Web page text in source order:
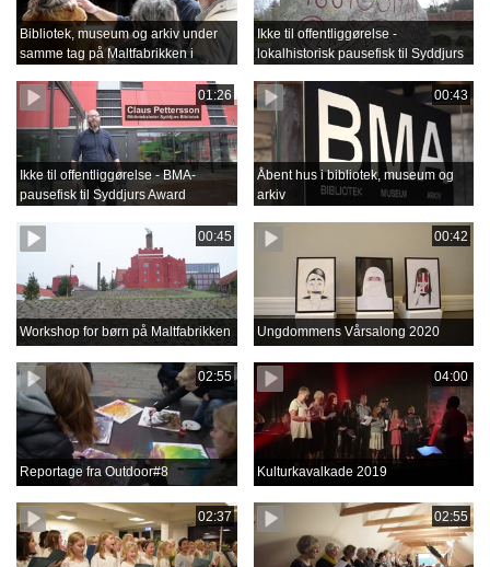
Bibliotek, museum og arkiv under
samme tag på Maltfabrikken i
Ikke til offentliggørelse -
lokalhistorisk pausefisk til Syddjurs
01:26
Ikke til offentliggørelse - BMA-
pausefisk til Syddjurs Award
00:43
Åbent hus i bibliotek, museum og
arkiv
00:45
Workshop for børn på Maltfabrikken
00:42
Ungdommens Vårsalong 2020
02:55
Reportage fra Outdoor#8
04:00
Kulturkavalkade 2019
02:37 02:55